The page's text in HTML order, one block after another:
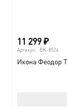
11 299₽
Артикул: BK-8524
Икона Феодор